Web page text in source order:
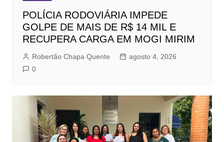
POLÍCIA RODOVIÁRIA IMPEDE
GOLPE DE MAIS DE R$ 14 MIL E
RECUPERA CARGA EM MOGI MIRIM
Robertão Chapa Quente
agosto 4, 2026
0